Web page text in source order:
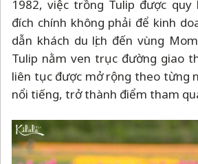
1982, việc trồng Tulip được quy
đích chính không phải để kinh
dẫn khách du lịch đến vùng
Tulip nằm ven trục đường giao
liên tục được mở rộng theo từng
nổi tiếng, trở thành điểm tham